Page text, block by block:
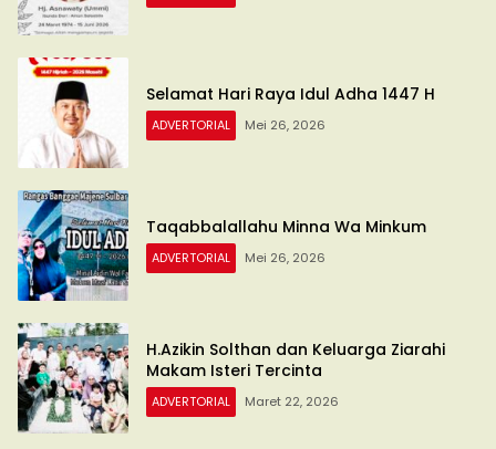
Selamat Hari Raya Idul Adha 1447 H
ADVERTORIAL Mei 26, 2026
Taqabbalallahu Minna Wa Minkum
ADVERTORIAL Mei 26, 2026
H.Azikin Solthan dan Keluarga Ziarahi
Makam Isteri Tercinta
ADVERTORIAL Maret 22, 2026